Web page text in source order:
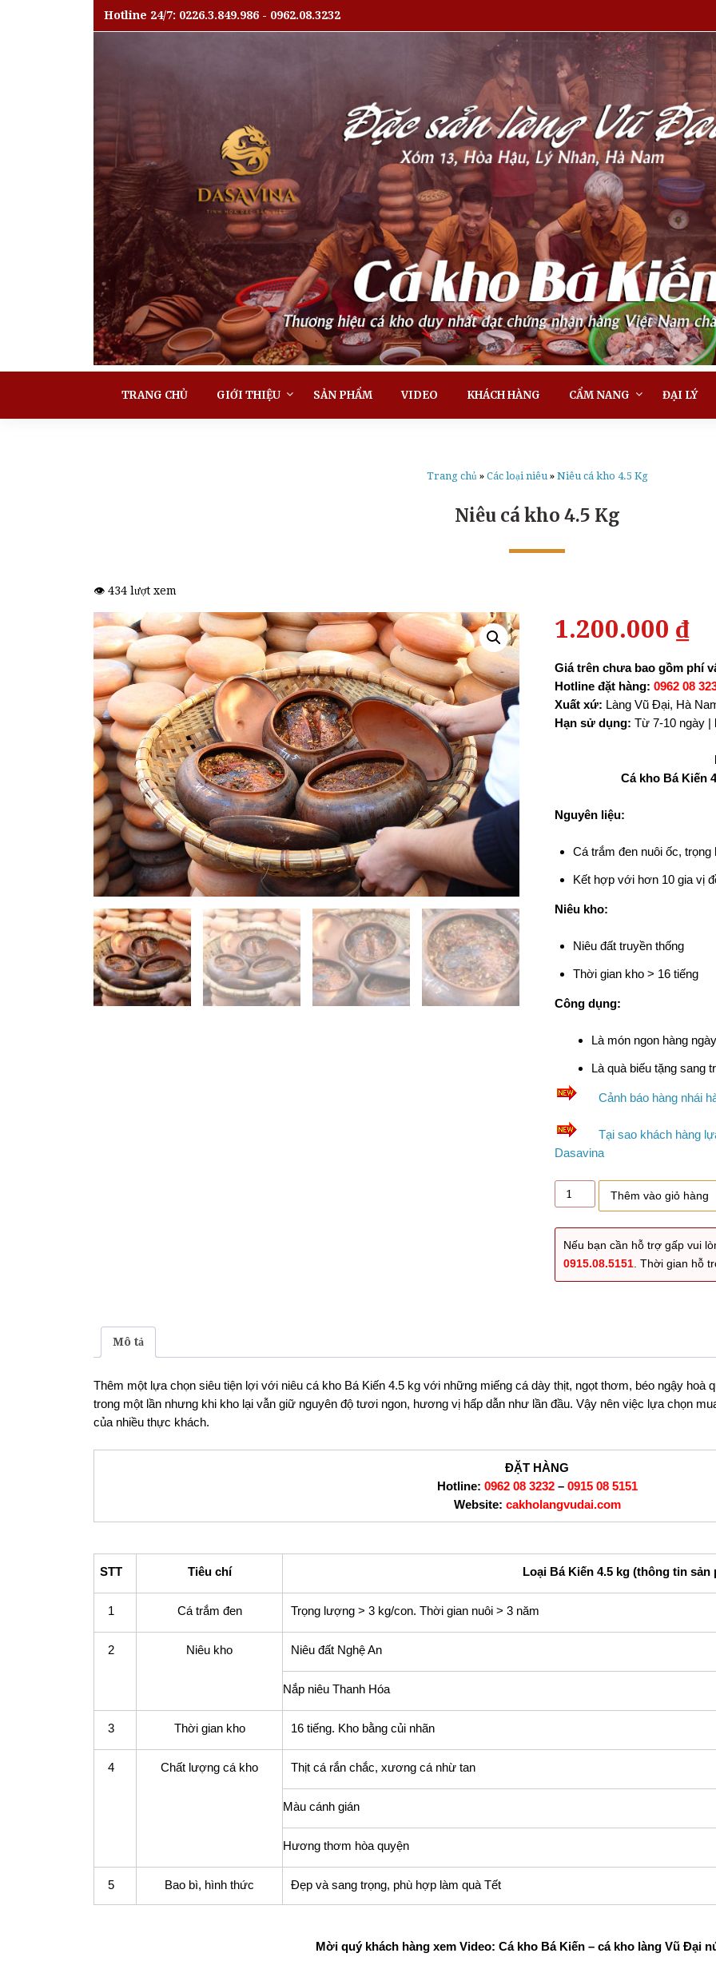
Hotline 24/7: 0226.3.849.986 - 0962.08.3232
TRANG CHỦ GIỚI THIỆU SẢN PHẨM VIDEO KHÁCH HÀNG CẨM NANG ĐẠI LÝ
Trang chủ » Các loại niêu » Niêu cá kho 4.5 Kg
Niêu cá kho 4.5 Kg
👁️ 434 lượt xem
1.200.000₫
Giá trên chưa bao gồm phí
Hotline đặt hàng:0962 08
Xuất xứ: Làng Vũ Đại, Hà
Hạn sử dụng: Từ 7-10 ngày |
Cá kho Bá Kiến
Nguyên liệu:
Cá trắm đen nuôi ốc,
Kết hợp với hơn 10 gia vị
Niêu kho:
Niêu đất truyền thống
Thời gian kho > 16 tiếng
Công dụng:
Là món ngon hàng
Là quà biếu tặng sang
Cảnh báo hàng nhái
Tại sao khách hàng
Dasavina
Niêu
cá
kho
4.5
Kg
số
Thêm vào giỏ hàng
Nếu bạn cần hỗ trợ gấp vui
0915.08.5151. Thời gian hỗ
Mô tả
Thêm một lựa chọn siêu tiện lợi với niêu cá kho Bá Kiến 4.5 kg với những miếng cá dày thịt, ngọt thơm, béo ngậy hoà
trong một lần nhưng khi kho lại vẫn giữ nguyên độ tươi ngon, hương vị hấp dẫn như lần đầu. Vậy nên việc lựa chọn
của nhiều thực khách.
ĐẶT HÀNG
Hotline: 0962 08 3232– 0915 08 5151
Website: cakholangvudai.com
STT Tiêu chí Loại Bá Kiến 4.5 kg (thông tin sản
1 Cá trắm đen Trọng lượng > 3 kg/con. Thời gian nuôi > 3 năm
2 Niêu kho Niêu đất Nghệ An
Nắp niêu Thanh Hóa
3 Thời gian kho 16 tiếng. Kho bằng củi nhãn
4 Chất lượng cá kho Thịt cá rắn chắc, xương cá nhừ tan
Màu cánh gián
Hương thơm hòa quyện
5 Bao bì, hình thức Đẹp và sang trọng, phù hợp làm quà Tết
Mời quý khách hàng xem Video: Cá kho Bá Kiến – cá kho làng Vũ Đại